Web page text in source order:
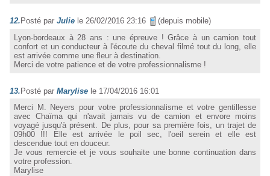
12. Posté par Julie le 26/02/2016 23:16
(depuis mobile)
Lyon-bordeaux à 28 ans : une épreuve ! Grâce à un camion tout
confort et un conducteur à l'écoute du cheval filmé tout du long, elle
est arrivée comme une fleur à destination.
Merci de votre patience et de votre professionnalisme !
13. Posté par Marylise le 17/04/2016 16:01
Merci M. Neyers pour votre professionnalisme et votre gentillesse
avec Chaïma qui n'avait jamais vu de camion et envore moins
voyagé jusqu'à présent. De plus, pour sa première fois, un trajet de
09h00 !!! Elle est arrivée le poil sec, l'oeil serein et elle est
descendue tout en douceur.
Je vous remercie et je vous souhaite une bonne continuation dans
votre profession.
Marylise